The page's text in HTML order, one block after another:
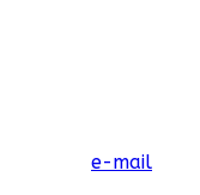
e-mail